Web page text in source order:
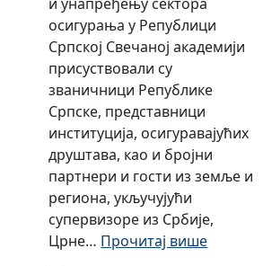
и
н
е
1
.
г
о
д
и
н
е
осигурања у Републици
Српској Свечаној академији
присуствовали су
званичници Републике
Српске, представници
институција, осигуравајућих
друштава, као и бројни
партнери и гости из земље и
региона, укључујући
супервизоре из Србије,
Црне… Прочитај више: